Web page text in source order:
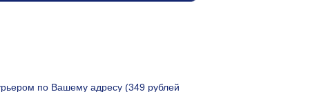
по Вашему адресу (349 рублей